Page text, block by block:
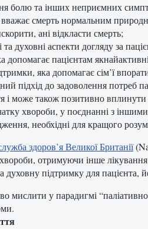
болю та інших неприємних
смерть нормальним
ані відкласти смерть;
та духовні аспекти догляду за
допомагає пацієнтам
яка допомагає сім’ї
підхід до задоволення потреб
і може також позитивно
хвороби, у поєднанні з
необхідні для кращого
здоров’я Великої Британії
отримуючи інше
духовну підтримку для пацієнта,
мислити у парадигмі